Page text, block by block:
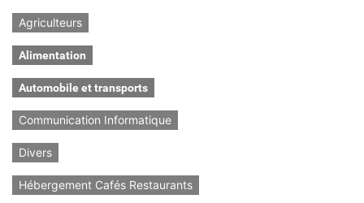
Agriculteurs
Alimentation
Automobile et transports
Communication Informatique
Divers
Hébergement Cafés Restaurants